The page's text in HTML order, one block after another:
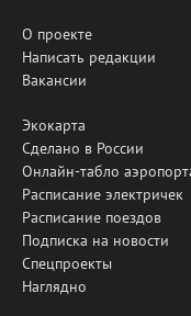
О проекте
Написать редакции
Вакансии
Экокарта
Сделано в России
Онлайн-табло
Расписание электричек
Расписание поездов
Подписка на новости
Спецпроекты
Наглядно